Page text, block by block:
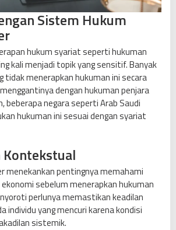
Sistem Hukum
hukum syariat seperti hukuman
kali menjadi topik yang sensitif. Banyak
tidak menerapkan hukuman ini secara
dengan hukuman penjara
beberapa negara seperti Arab Saudi
hukuman ini sesuai dengan syariat
Kontekstual
menekankan pentingnya memahami
sebelum menerapkan hukuman
perlunya memastikan keadilan
individu yang mencuri karena kondisi
sistemik.